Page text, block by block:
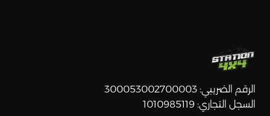
الرقم الضريبي: 300053002700003
السجل التجاري: 1010985119